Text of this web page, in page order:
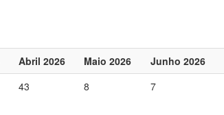
Abril 2026 Maio 2026 Junho 2026
43 8 7